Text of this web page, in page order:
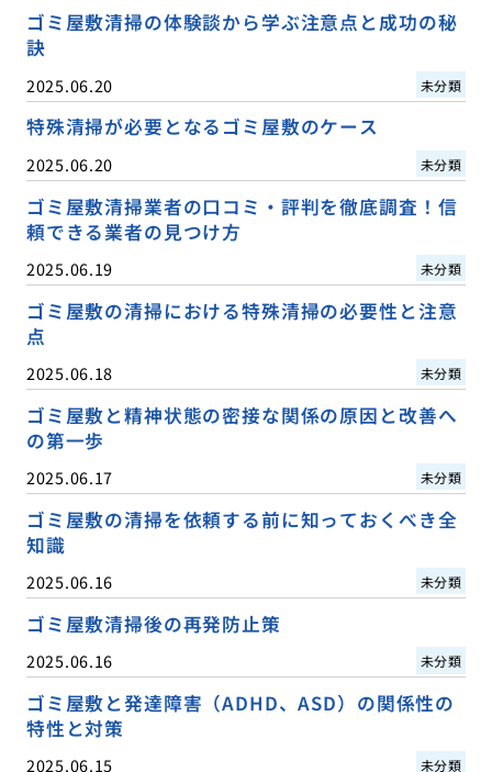
ゴミ屋敷清掃の体験談から学ぶ注意点と成功の秘
訣
2025.06.20 未分類
特殊清掃が必要となるゴミ屋敷のケース
2025.06.20 未分類
ゴミ屋敷清掃業者の口コミ・評判を徹底調査！信
頼できる業者の見つけ方
2025.06.19 未分類
ゴミ屋敷の清掃における特殊清掃の必要性と注意
点
2025.06.18 未分類
ゴミ屋敷と精神状態の密接な関係の原因と改善へ
の第一歩
2025.06.17 未分類
ゴミ屋敷の清掃を依頼する前に知っておくべき全
知識
2025.06.16 未分類
ゴミ屋敷清掃後の再発防止策
2025.06.16 未分類
ゴミ屋敷と発達障害（ADHD、ASD）の関係性の
特性と対策
2025.06.15 未分類